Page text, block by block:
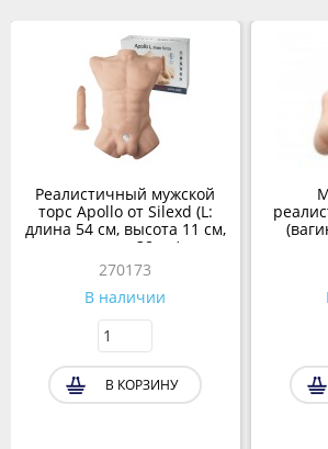
Реалистичный мужской
торс Apollo от Silexd (L:
длина 54 см, высота 11 см,
ширина 38 см)
270173
В наличии
В КОРЗИНУ